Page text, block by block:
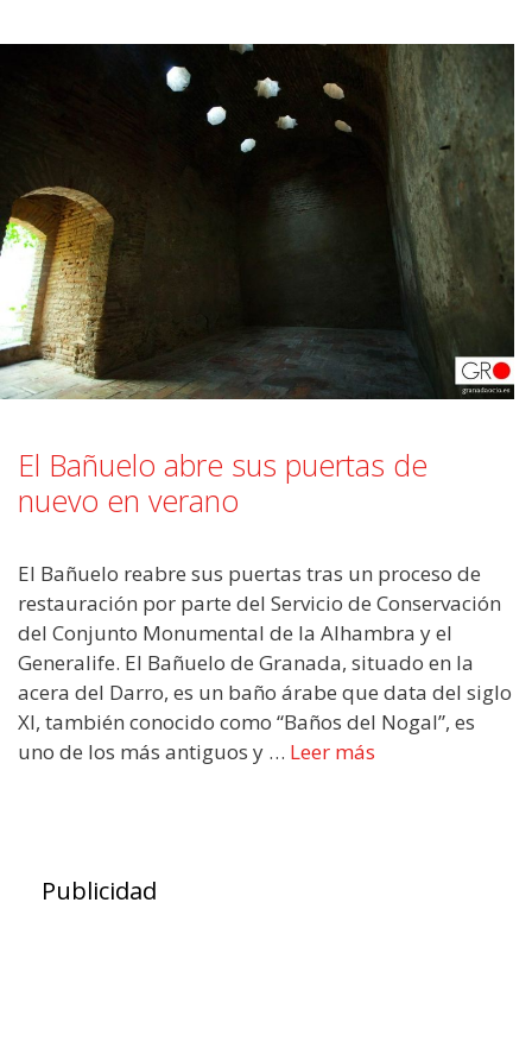
El Bañuelo abre sus puertas de
nuevo en verano
El Bañuelo reabre sus puertas tras un proceso de
restauración por parte del Servicio de Conservación
del Conjunto Monumental de la Alhambra y el
Generalife. El Bañuelo de Granada, situado en la
acera del Darro, es un baño árabe que data del siglo
XI, también conocido como “Baños del Nogal”, es
uno de los más antiguos y … Leer más
Publicidad